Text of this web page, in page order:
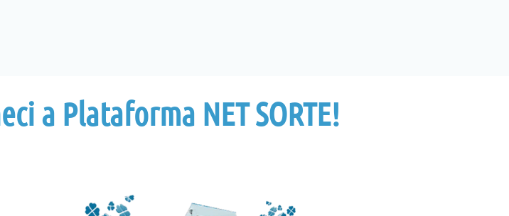
a Plataforma NET SORTE!